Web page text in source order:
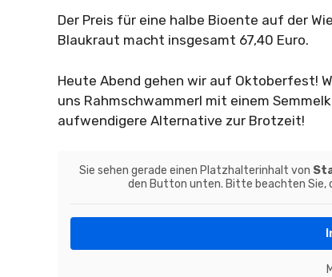
Der Preis für eine halbe Bioente auf der
Blaukraut macht insgesamt 67,40 Euro.
Heute Abend gehen wir auf Oktoberfest!
uns Rahmschwammerl mit einem
aufwendigere Alternative zur Brotzeit!
Sie sehen gerade einen Platzhalterinhalt von
den Button unten. Bitte beachten Sie,